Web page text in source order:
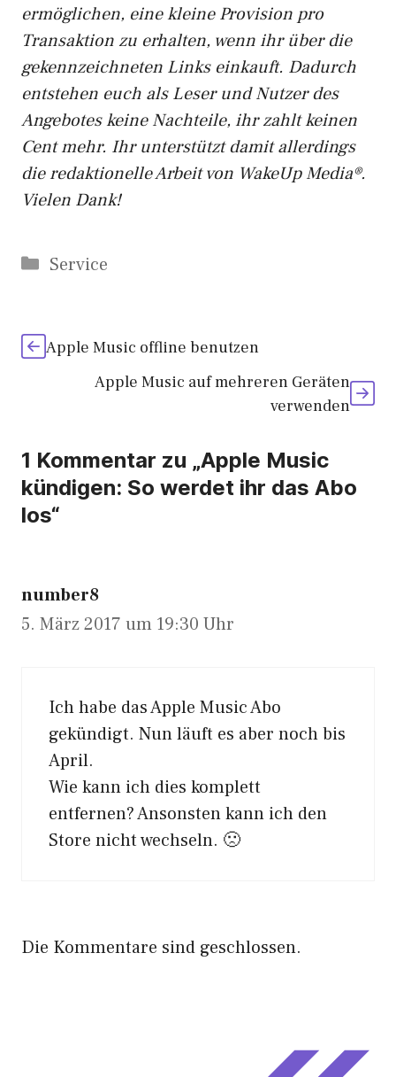
ermöglichen, eine kleine Provision pro
Transaktion zu erhalten, wenn ihr über die
gekennzeichneten Links einkauft. Dadurch
entstehen euch als Leser und Nutzer des
Angebotes keine Nachteile, ihr zahlt keinen
Cent mehr. Ihr unterstützt damit allerdings
die redaktionelle Arbeit von WakeUp Media®.
Vielen Dank!
Kategorien
Service
Apple Music offline benutzen
Apple Music auf mehreren Geräten
verwenden
1 Kommentar zu „Apple Music
kündigen: So werdet ihr das Abo
los“
number8
5. März 2017 um 19:30 Uhr
Ich habe das Apple Music Abo
gekündigt. Nun läuft es aber noch bis
April.
Wie kann ich dies komplett
entfernen? Ansonsten kann ich den
Store nicht wechseln. 🙁
Die Kommentare sind geschlossen.